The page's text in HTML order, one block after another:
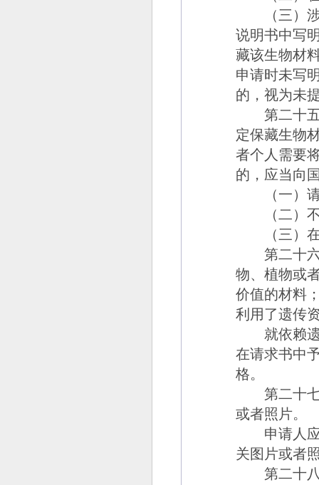
（三）涉
说明书中写
藏该生物材
申请时未写
的，视为未
第二十
定保藏生物
者个人需要
的，应当向
（一）请
（二）不
（三）在
第二十
物、植物或
价值的材料
利用了遗传
就依赖遗
在请求书中
格。
第二十
或者照片。
申请人应
关图片或者
第二十